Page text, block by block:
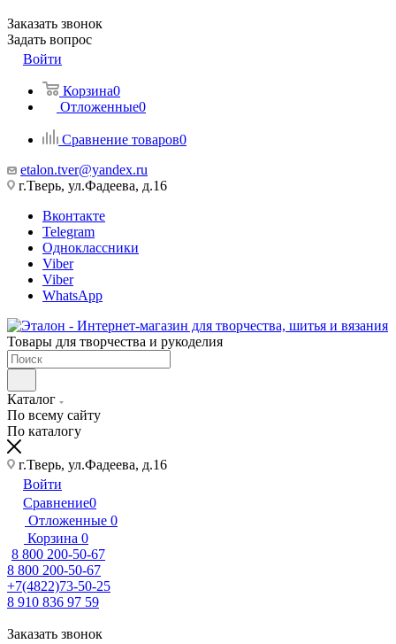
Заказать звонок
Задать вопрос
Войти
Корзина0
Отложенные0
Сравнение товаров0
etalon.tver@yandex.ru
г.Тверь, ул.Фадеева, д.16
Вконтакте
Telegram
Одноклассники
Viber
Viber
WhatsApp
Товары для творчества и рукоделия
Каталог
По всему сайту
По каталогу
г.Тверь, ул.Фадеева, д.16
Войти
Сравнение0
Отложенные 0
Корзина 0
8 800 200-50-67
8 800 200-50-67
+7(4822)73-50-25
8 910 836 97 59
Заказать звонок